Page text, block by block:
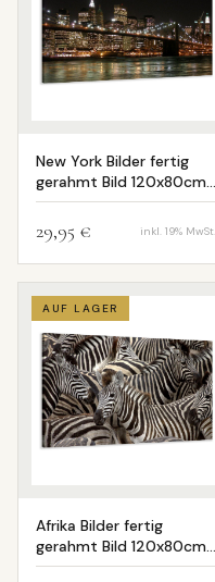
New York Bilder fertig
gerahmt Bild 120x80cm
XXL 5008
29,95 € inkl. 19% MwSt.
AUF LAGER
Afrika Bilder fertig
gerahmt Bild 120x80cm
XXL 5104